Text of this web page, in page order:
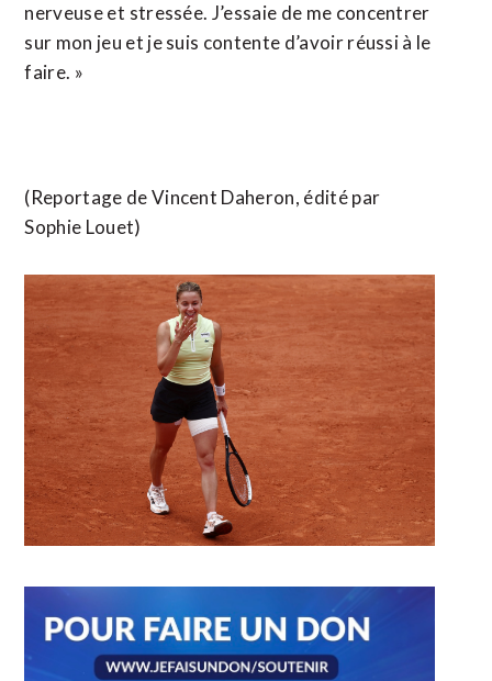
nerveuse et ⁠stressée. J’essaie de me concentrer
sur mon jeu et je suis contente d’avoir réussi ​à le
faire. »
(Reportage de Vincent Daheron, ​édité par
Sophie Louet)